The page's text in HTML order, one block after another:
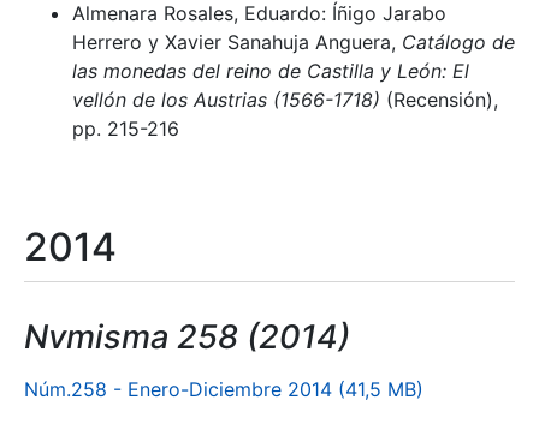
Almenara Rosales, Eduardo: Íñigo Jarabo
Herrero y Xavier Sanahuja Anguera, Catálogo de
las monedas del reino de Castilla y León: El
vellón de los Austrias (1566-1718) (Recensión),
pp. 215-216
2014
Nvmisma 258 (2014)
Núm.258 - Enero-Diciembre 2014 (41,5 MB)